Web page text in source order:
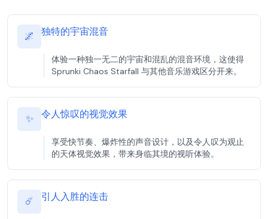
🌌 独特的宇宙混音
体验一种独一无二的宇宙和混乱的混音环境，这使得
Sprunki Chaos Starfall 与其他音乐游戏区分开来。
✨ 令人惊叹的视觉效果
享受快节奏、爆炸性的声音设计，以及令人叹为观止
的天体视觉效果，带来身临其境的视听体验。
☄️ 引人入胜的连击